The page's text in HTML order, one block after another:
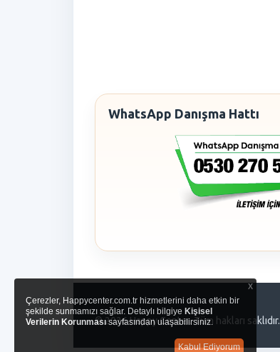
WhatsApp Danışma Hattı
© 2026 Happy Center. Tüm hakları saklıdır.
x
Çerezler, Happycenter.com.tr hizmetlerini daha etkin bir
şekilde sunmamızı sağlar. Detaylı bilgiye Kişisel
Verilerin Korunmasısayfasından ulaşabilirsiniz.
Kabul Ediyorum